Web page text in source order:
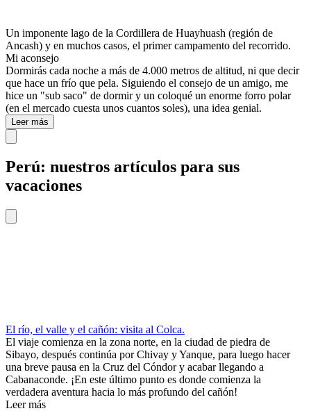
Un imponente lago de la Cordillera de Huayhuash (región de
Ancash) y en muchos casos, el primer campamento del recorrido.
Mi aconsejo
Dormirás cada noche a más de 4.000 metros de altitud, ni que decir
que hace un frío que pela. Siguiendo el consejo de un amigo, me
hice un "sub saco" de dormir y un coloqué un enorme forro polar
(en el mercado cuesta unos cuantos soles), una idea genial.
Leer más
Perú: nuestros artículos para sus
vacaciones
El río, el valle y el cañón: visita al Colca.
El viaje comienza en la zona norte, en la ciudad de piedra de
Sibayo, después continúa por Chivay y Yanque, para luego hacer
una breve pausa en la Cruz del Cóndor y acabar llegando a
Cabanaconde. ¡En este último punto es donde comienza la
verdadera aventura hacia lo más profundo del cañón!
Leer más